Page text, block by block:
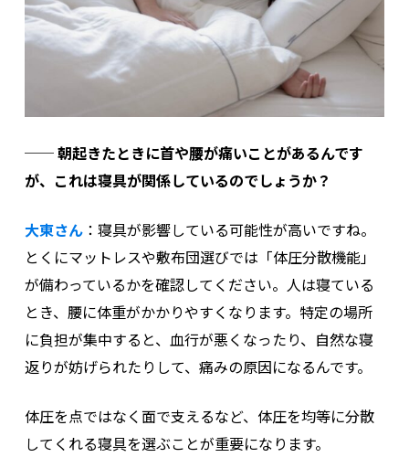
──朝起きたときに首や腰が痛いことがあるんです
が、これは寝具が関係しているのでしょうか？
大東さん： 寝具が影響している可能性が高いですね。
とくにマットレスや敷布団選びでは「体圧分散機能」
が備わっているかを確認してください。 人は寝ている
とき、腰に体重がかかりやすくなります。特定の場所
に負担が集中すると、血行が悪くなったり、自然な寝
返りが妨げられたりして、痛みの原因になるんです。
体圧を点ではなく面で支えるなど、体圧を均等に分散
してくれる寝具を選ぶことが重要になります。